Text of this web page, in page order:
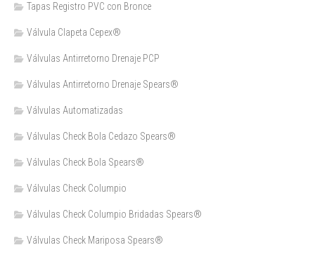
Tapas Registro PVC con Bronce
Válvula Clapeta Cepex®
Válvulas Antirretorno Drenaje PCP
Válvulas Antirretorno Drenaje Spears®
Válvulas Automatizadas
Válvulas Check Bola Cedazo Spears®
Válvulas Check Bola Spears®
Válvulas Check Columpio
Válvulas Check Columpio Bridadas Spears®
Válvulas Check Mariposa Spears®